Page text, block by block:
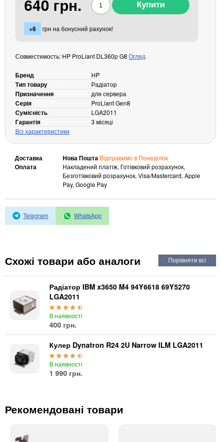
Кабелі та роз'єми
Аксесуари
Фильтри та стабілізатори
Кабелі, роз'єми, перехідники
Аксесуари для ноутбуків
Акумулятори
Зовнішні блоки живлення
Периферійні пристрої
Клавіатури, миші, комплекти
Відеоспостереження
Автономне живлення
Автоматичні вимикачі
640 грн.
+6 грн на бонусний рахунок!
Совместимость: HP ProLiant DL360p G8 Огляд
Бренд HP
Тип товару Радіатор
Призначення для сервера
Серія ProLiant Gen8
Сумісність LGA2011
Гарантія
3 місяці
Всі характеристики
Доставка Нова Пошта Відправимо в Понеділок
Оплата
Накладений платіж, Готівковий розрахунок,
Безготівковий розрахунок, Visa/Mastercard, Apple
Pay, Google Pay
Telegram WhatsApp
Схожі товари або аналоги
Радіатор IBM x3650 M4 94Y6618 69Y5270
LGA2011
В наявності
400 грн.
Кулер Dynatron R24 2U Narrow ILM LGA2011
В наявності
1 990 грн.
Рекомендовані товари